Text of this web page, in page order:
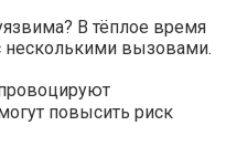
В тёплое время
несколькими вызовами.
провоцируют
повысить риск